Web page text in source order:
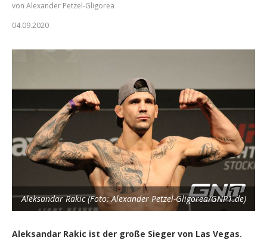
von Alexander Petzel-Gligorea
04.09.2020
Aleksandar Rakic (Foto: Alexander Petzel-Gligorea/GNP1.de)
Aleksandar Rakic ist der große Sieger von Las Vegas.